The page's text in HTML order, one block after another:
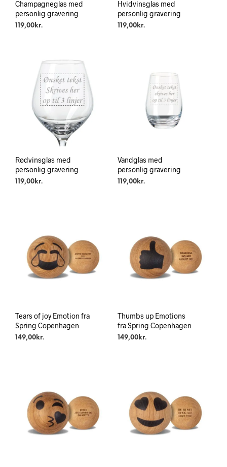
Champagneglas med
personlig gravering
119,00 kr.
Hvidvinsglas med
personlig gravering
119,00kr.
Rødvinsglas med
personlig gravering
119,00 kr.
Vandglas med
personlig gravering
119,00kr.
Tears of joy Emotion fra
Spring Copenhagen
149,00 kr.
Thumbs up Emotions
fra Spring Copenhagen
149,00kr.